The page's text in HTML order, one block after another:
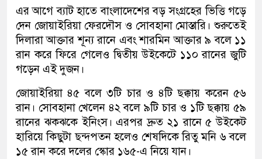
এর আগে ব্যাট হাতে বাংলাদেশের বড় সংগ্রহের ভিত্তি গড়ে
দেন জোয়াইরিয়া ফেরদৌস ও সোবহানা মোস্তারি। শুরুতেই
দিলারা আক্তার শূন্য রানে এবং শারমিন আক্তার ৯ বলে ১১
রান করে ফিরে গেলেও দ্বিতীয় উইকেটে ১১০ রানের জুটি
গড়েন এই দুজন।
জোয়াইরিয়া ৪৫ বলে ৩টি চার ও ৪টি ছক্কায় করেন ৫৬
রান। সোবহানা খেলেন ৪২ বলে ৯টি চার ও ১টি ছক্কায় ৫৯
রানের ঝকঝকে ইনিংস। এরপর দ্রুত ২১ রানে ৫ উইকেট
হারিয়ে কিছুটা ছন্দপতন হলেও শেষদিকে রিতু মনি ৬ বলে
১৫ রান করে দলের স্কোর ১৬৫-এ নিয়ে যান।